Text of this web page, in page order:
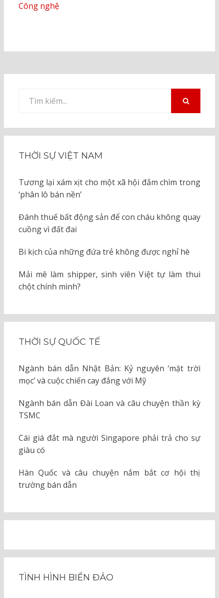
Công nghệ
kiếm
THỜI SỰ VIỆT NAM
Tương lại xám xịt cho một xã hội đắm chìm trong
‘phân lô bán nền’
Đánh thuế bất động sản để con cháu không quay
cuồng vì đất đai
Bi kịch của những đứa trẻ không được nghỉ hè
Mải mê làm shipper, sinh viên Việt tự làm thui
chột chính mình?
THỜI SỰ QUỐC TẾ
Ngành bán dẫn Nhật Bản: Kỷ nguyên ‘mặt trời
mọc’ và cuộc chiến cay đắng với Mỹ
Ngành bán dẫn Đài Loan và câu chuyện thần kỳ
TSMC
Cái giá đắt mà người Singapore phải trả cho sự
giàu có
Hàn Quốc và câu chuyện nắm bắt cơ hội thị
trường bán dẫn
TÌNH HÌNH BIỂN ĐẢO